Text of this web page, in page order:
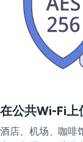
在公共Wi-Fi上
酒店、机场、咖啡